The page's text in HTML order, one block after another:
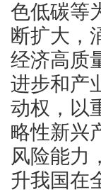
色低碳等
断扩大，
经济高质
进步和产
动权，以
略性新兴
风险能力
升我国在